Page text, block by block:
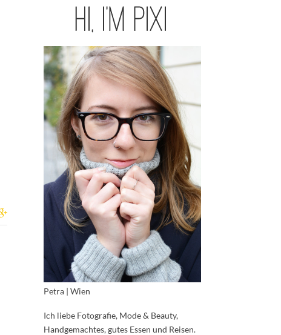
Petra | Wien
Ich liebe Fotografie, Mode & Beauty,
Handgemachtes, gutes Essen und Reisen.